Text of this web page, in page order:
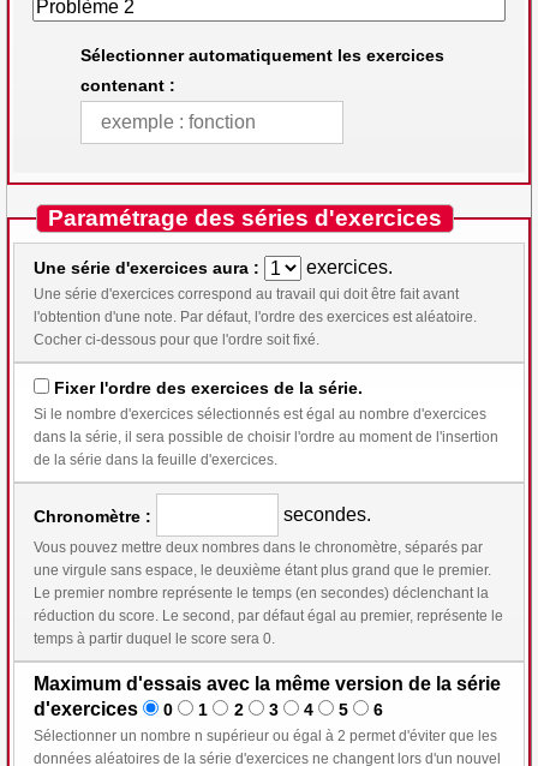
Sélectionner automatiquement les exercices
contenant :
Paramétrage des séries d'exercices
Une série d'exercices aura : exercices.
Une série d'exercices correspond au travail qui doit être fait avant
l'obtention d'une note. Par défaut, l'ordre des exercices est aléatoire.
Cocher ci-dessous pour que l'ordre soit fixé.
Fixer l'ordre des exercices de la série.
Si le nombre d'exercices sélectionnés est égal au nombre d'exercices
dans la série, il sera possible de choisir l'ordre au moment de l'insertion
de la série dans la feuille d'exercices.
Chronomètre : secondes.
Vous pouvez mettre deux nombres dans le chronomètre, séparés par
une virgule sans espace, le deuxième étant plus grand que le premier.
Le premier nombre représente le temps (en secondes) déclenchant la
réduction du score. Le second, par défaut égal au premier, représente le
temps à partir duquel le score sera 0.
Maximum d'essais avec la même version de la série
d'exercices
0 1 2 3 4 5 6
Sélectionner un nombre n supérieur ou égal à 2 permet d'éviter que les
données aléatoires de la série d'exercices ne changent lors d'un nouvel